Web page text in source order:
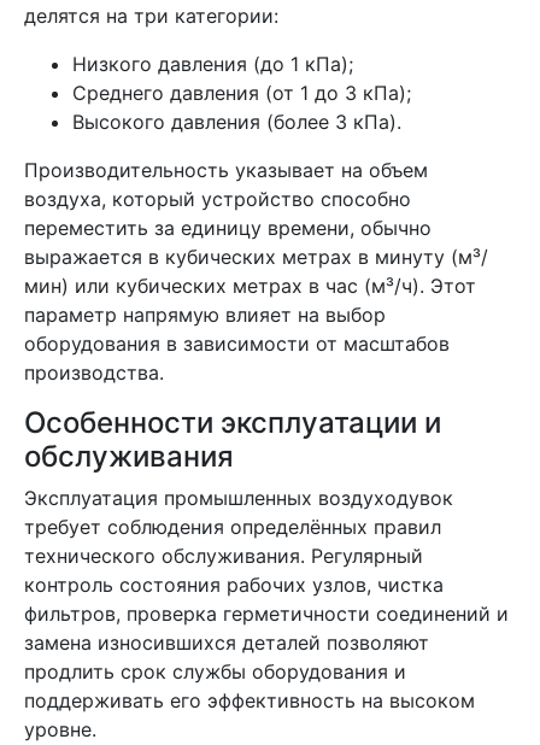
делятся на три категории:
Низкого давления (до 1 кПа);
Среднего давления (от 1 до 3 кПа);
Высокого давления (более 3 кПа).
Производительность указывает на объем
воздуха, который устройство способно
переместить за единицу времени, обычно
выражается в кубических метрах в минуту (м³/
мин) или кубических метрах в час (м³/ч). Этот
параметр напрямую влияет на выбор
оборудования в зависимости от масштабов
производства.
Особенности эксплуатации и
обслуживания
Эксплуатация промышленных воздуходувок
требует соблюдения определённых правил
технического обслуживания. Регулярный
контроль состояния рабочих узлов, чистка
фильтров, проверка герметичности соединений и
замена износившихся деталей позволяют
продлить срок службы оборудования и
поддерживать его эффективность на высоком
уровне.